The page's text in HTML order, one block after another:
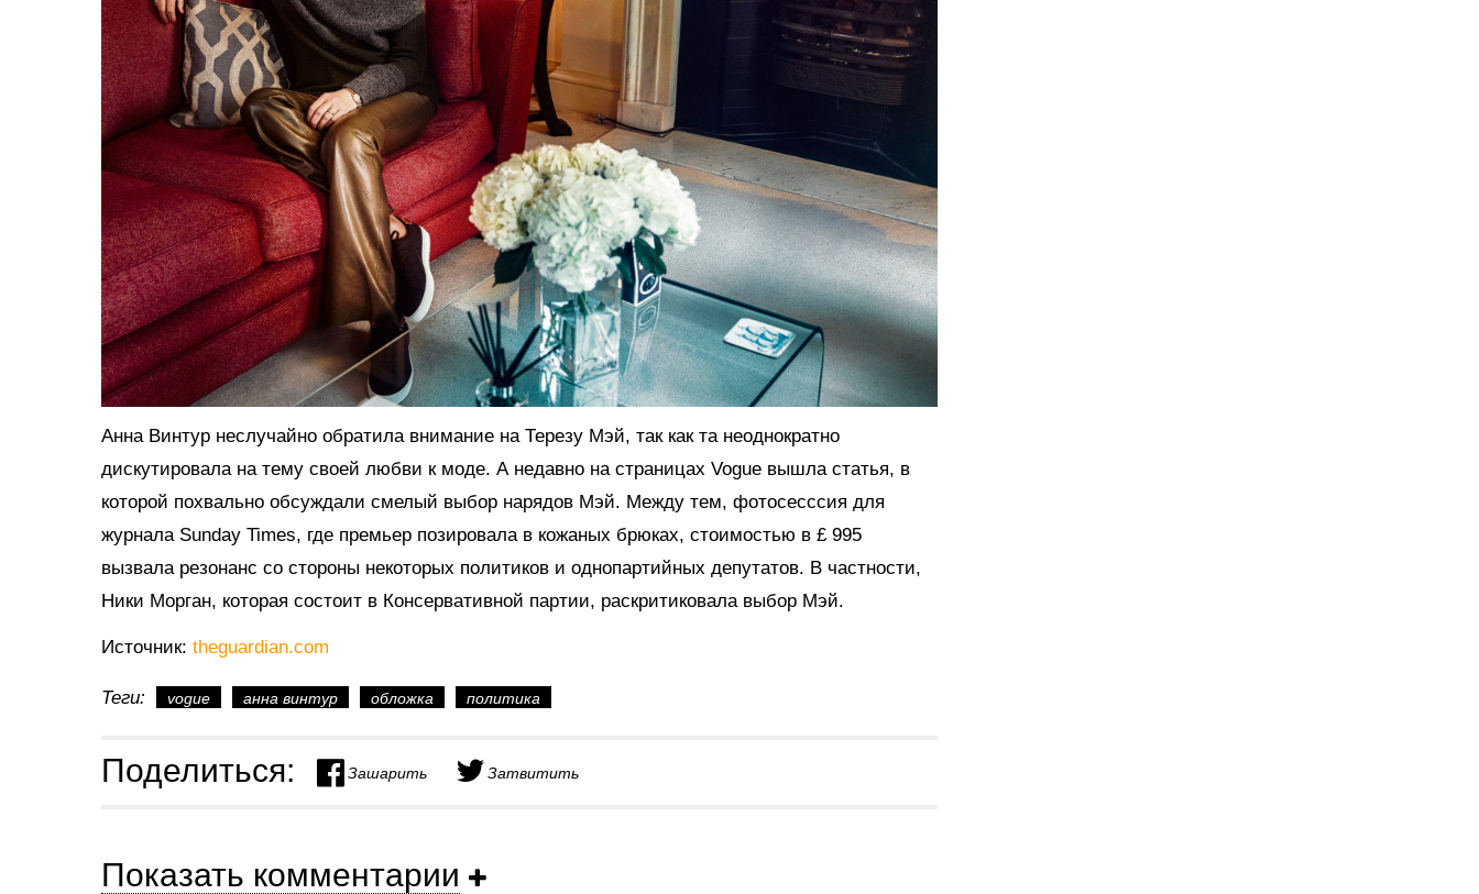
Анна Винтур неслучайно обратила внимание на Терезу Мэй, так как та неоднократно
дискутировала на тему своей любви к моде. А недавно на страницах Vogue вышла статья, в
которой похвально обсуждали смелый выбор нарядов Мэй. Между тем, фотосесссия для
журнала Sunday Times, где премьер позировала в кожаных брюках, стоимостью в £ 995
вызвала резонанс со стороны некоторых политиков и однопартийных депутатов. В частности,
Ники Морган, которая состоит в Консервативной партии, раскритиковала выбор Мэй.
Источник: theguardian.com
Теги: vogue анна винтур обложка политика
Поделиться: Зашарить Затвитить
Показать комментарии